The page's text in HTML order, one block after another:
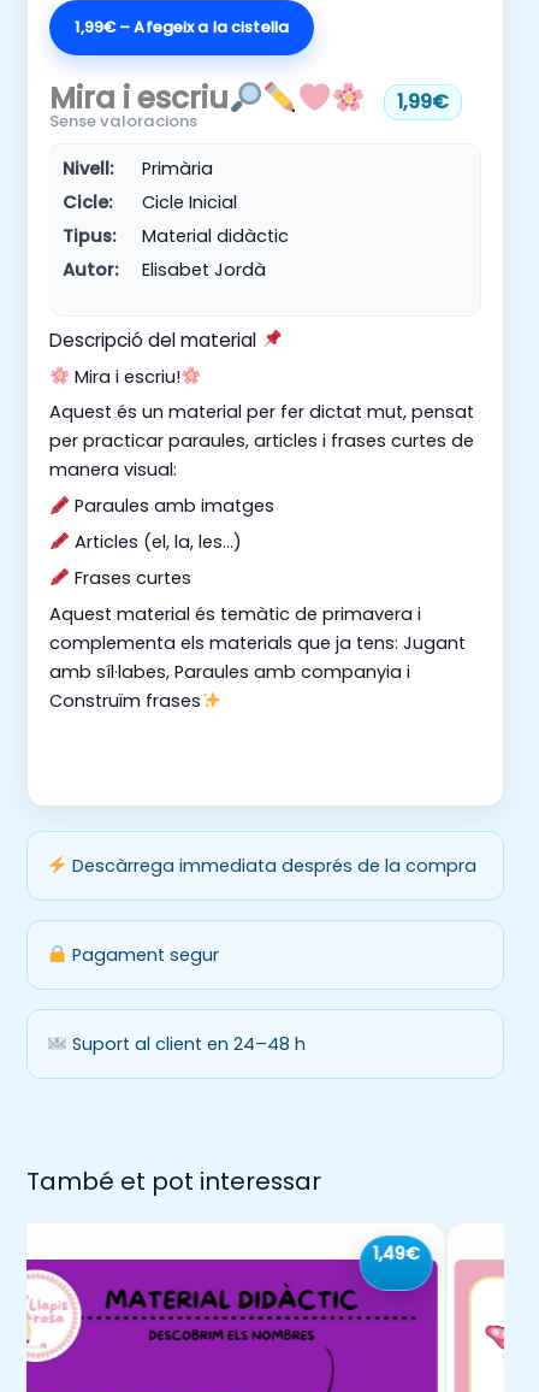
1,99€ – Afegeix a la cistella
Mira i escriu 1,99€
Sense valoracions
Nivell:
Primària
Cicle:
Cicle Inicial
Tipus:
Material didàctic
Autor:
Elisabet Jordà
Descripció del material
Mira i escriu!
Aquest és un material per fer dictat mut, pensat
per practicar paraules, articles i frases curtes de
manera visual:
Paraules amb imatges
Articles (el, la, les…)
Frases curtes
Aquest material és temàtic de primavera i
complementa els materials que ja tens: Jugant
amb síl·labes, Paraules amb companyia i
Construïm frases
Descàrrega immediata després de la compra
Pagament segur
Suport al client en 24–48 h
També et pot interessar
1,49€